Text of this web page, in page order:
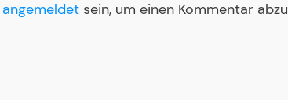
angemeldet sein, um einen Kommentar